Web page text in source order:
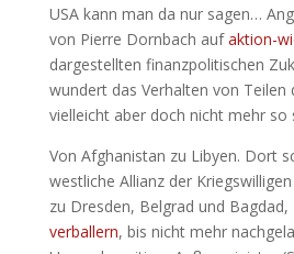
USA kann man da nur sagen…
von Pierre Dornbach aufaktion-
dargestellten finanzpolitischen
wundert das Verhalten von Teilen
vielleicht aber doch nicht mehr so
Von Afghanistan zu Libyen. Dort
westliche Allianz der
zu Dresden, Belgrad und
verballern, bis nicht mehr